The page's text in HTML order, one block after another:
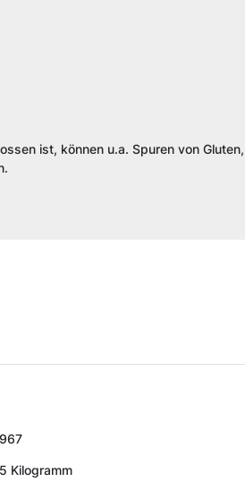
ist, können u.a. Spuren von
967
5 Kilogramm